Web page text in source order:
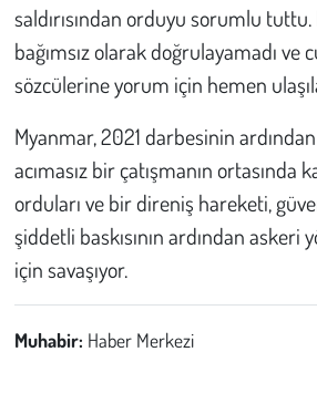
saldırısından orduyu sorumlu tuttu.
bağımsız olarak doğrulayamadı ve
sözcülerine yorum için hemen
Myanmar, 2021 darbesinin
acımasız bir çatışmanın ortasında
orduları ve bir direniş hareketi,
şiddetli baskısının ardından
için savaşıyor.
Muhabir: Haber Merkezi